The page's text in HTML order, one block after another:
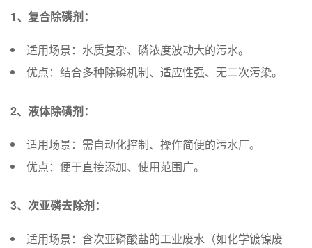
1、复合除磷剂：
适用场景：水质复杂、磷浓度波动大的污水。
优点：结合多种除磷机制、适应性强、无二次污染。
2、液体除磷剂：
适用场景：需自动化控制、操作简便的污水厂。
优点：便于直接添加、使用范围广。
3、次亚磷去除剂：
适用场景：含次亚磷酸盐的工业废水（如化学镀镍废